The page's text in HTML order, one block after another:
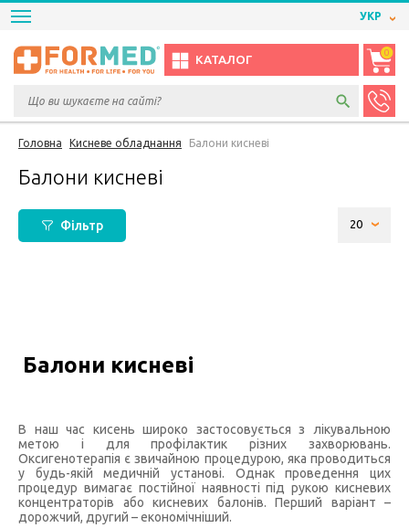
УКР
КАТАЛОГ
0
Головна Кисневе обладнання Балони кисневі
Балони кисневі
Фільтр
Балони кисневі
В наш час кисень широко застосовується з лікувальною
метою і для профілактик різних захворювань.
Оксигенотерапія є звичайною процедурою, яка проводиться
у будь-якій медичній установі. Однак проведення цих
процедур вимагає постійної наявності під рукою кисневих
концентраторів або кисневих балонів. Перший варіант –
дорожчий, другий – економічніший.